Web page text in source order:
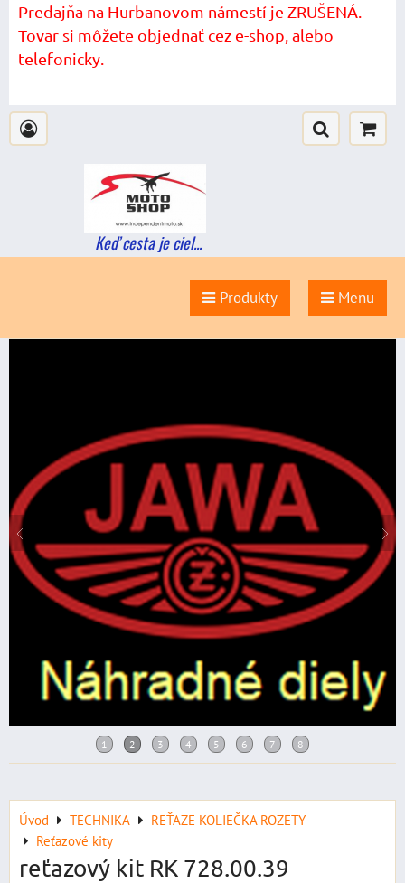
Predajňa na Hurbanovom námestí je ZRUŠENÁ.
Tovar si môžete objednať cez e-shop, alebo
telefonicky.
Keď cesta je ciel...
Produkty Menu
Úvod TECHNIKA
REŤAZE KOLIEČKA ROZETY
Reťazové kity
reťazový kit RK 728.00.39